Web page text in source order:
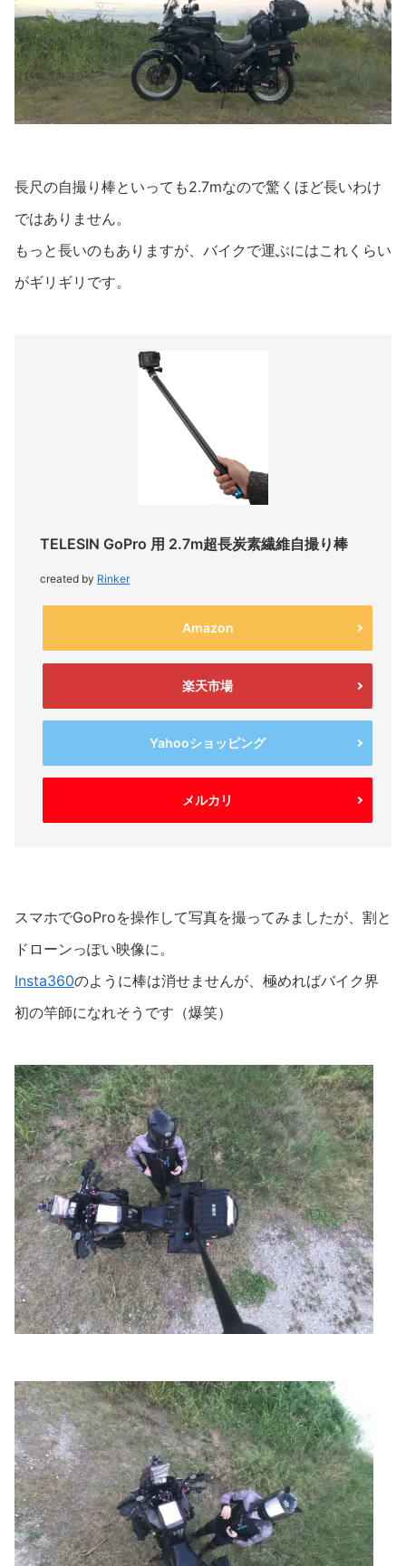
長尺の自撮り棒といっても2.7mなので驚くほど長いわけ
ではありません。
もっと長いのもありますが、バイクで運ぶにはこれくらい
がギリギリです。
TELESIN GoPro 用 2.7m超長炭素繊維自撮り棒
created by Rinker
Amazon
楽天市場
Yahooショッピング
メルカリ
スマホでGoProを操作して写真を撮ってみましたが、割と
ドローンっぽい映像に。
Insta360のように棒は消せませんが、極めればバイク界
初の竿師になれそうです（爆笑）